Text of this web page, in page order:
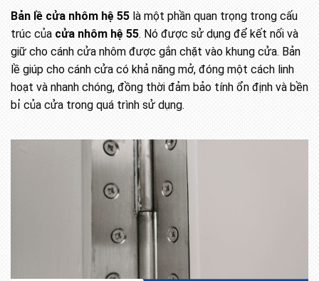
Bản lề cửa nhôm hệ 55 là một phần quan trọng trong cấu
trúc của cửa nhôm hệ 55. Nó được sử dụng để kết nối và
giữ cho cánh cửa nhôm được gắn chặt vào khung cửa. Bản
lề giúp cho cánh cửa có khả năng mở, đóng một cách linh
hoạt và nhanh chóng, đồng thời đảm bảo tính ổn định và bền
bỉ của cửa trong quá trình sử dụng.